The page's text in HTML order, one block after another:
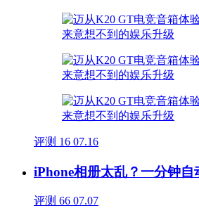
评测 16 07.16
iPhone相册太乱？一分钟
评测 66 07.07